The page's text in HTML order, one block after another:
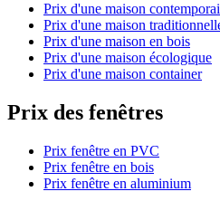
Prix d'une maison
Prix d'une maison
Prix d'une maison en bois
Prix d'une maison écologique
Prix d'une maison container
Prix des fenêtres
Prix fenêtre en PVC
Prix fenêtre en bois
Prix fenêtre en aluminium